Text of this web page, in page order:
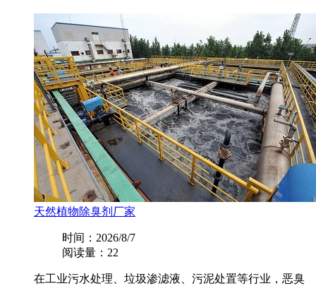
天然植物除臭剂厂家
时间：2026/8/7
阅读量：22
在工业污水处理、垃圾渗滤液、污泥处置等行业，恶臭